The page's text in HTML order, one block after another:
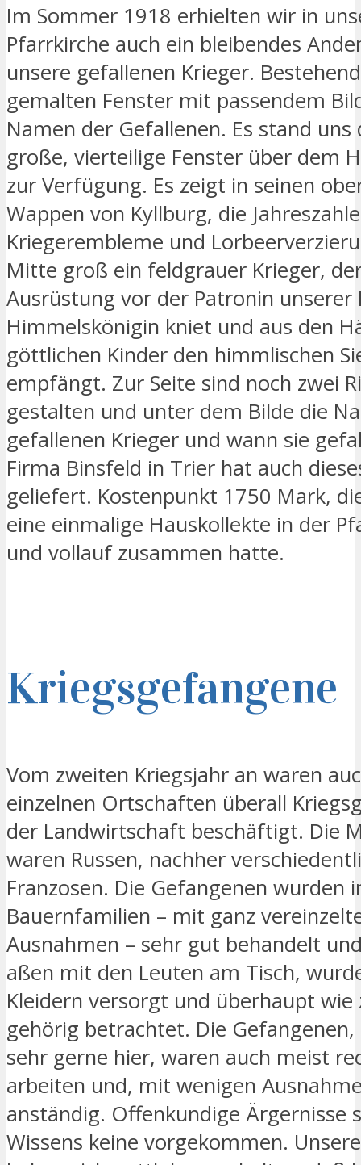
Im Sommer 1918 erhielten wir in
Pfarrkirche auch ein bleibendes
unsere gefallenen Krieger.
gemalten Fenster mit passendem
Namen der Gefallenen. Es stand uns
große, vierteilige Fenster über dem
zur Verfügung. Es zeigt in seinen
Wappen von Kyllburg, die
Kriegerembleme und
Mitte groß ein feldgrauer Krieger,
Ausrüstung vor der Patronin unserer
Himmelskönigin kniet und aus den
göttlichen Kinder den himmlischen
empfängt. Zur Seite sind noch zwei
gestalten und unter dem Bilde die
gefallenen Krieger und wann sie
Firma Binsfeld in Trier hat auch
geliefert. Kostenpunkt 1750 Mark,
eine einmalige Hauskollekte in der
und vollauf zusammen hatte.
Kriegsgefangene
Vom zweiten Kriegsjahr an waren
einzelnen Ortschaften überall
der Landwirtschaft beschäftigt. Die
waren Russen, nachher
Franzosen. Die Gefangenen wurden
Bauernfamilien – mit ganz
Ausnahmen – sehr gut behandelt
aßen mit den Leuten am Tisch,
Kleidern versorgt und überhaupt wie
gehörig betrachtet. Die
sehr gerne hier, waren auch meist
arbeiten und, mit wenigen
anständig. Offenkundige Ärgernisse
Wissens keine vorgekommen.